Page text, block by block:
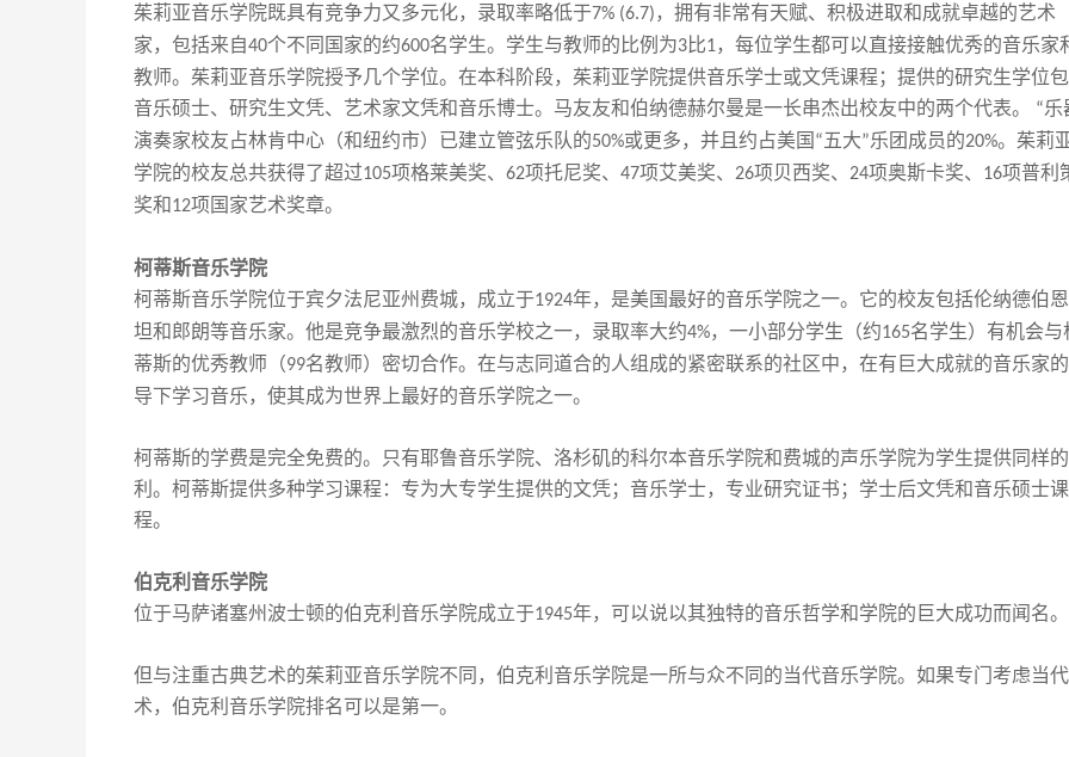
茱莉亚音乐学院既具有竞争力又多元化，录取率略低于7% (6.7) ，拥有非常有天赋、积极进取和成就卓越的艺术
家，包括来自40个不同国家的约600名学生。学生与教师的比例为3比1，每位学生都可以直接接触优秀的音乐家
教师。茱莉亚音乐学院授予几个学位。在本科阶段，茱莉亚学院提供音乐学士或文凭课程 ； 提供的研究生学位
音乐硕士、研究生文凭、艺术家文凭和音乐博士。马友友和伯纳德赫尔曼是一长串杰出校友中的两个代表。 “乐
演奏家校友占林肯中心（和纽约市）已建立管弦乐队的50%或更多，并且约占美国 “五大”乐团成员的20%。茱莉
学院的校友总共获得了超过105项格莱美奖、 62项托尼奖、 47项艾美奖、 26项贝西奖、 24项奥斯卡奖、 16项普利
奖和12项国家艺术奖章。
柯蒂斯音乐学院
柯蒂斯音乐学院位于宾夕法尼亚州费城，成立于1924年，是美国最好的音乐学院之一。它的校友包括伦纳德伯
坦和郎朗等音乐家。 他是竞争最激烈的音乐学校之一， 录取率大约4%，一小部分学生（约165名学生）有机会与
蒂斯的优秀教师（99名教师）密切合作。 在与志同道合的人组成的紧密联系的社区中，在有 巨大成就的音乐家
导下学习音乐 ， 使其成为世界上最好的音乐学院之一。
柯蒂斯的学费是完全免费的。只有耶鲁音乐学院、洛杉矶的科尔本音乐学院和费城的声乐学院为学生提供同样
利。柯蒂斯提供多种学习课程：专为大专学生提供的文凭；音乐学士，专业研究证书；学士后文凭和音乐硕士课
程。
伯克利音乐学院
位于马萨诸塞州波士顿的伯克利音乐学院成立于1945年， 可以说以其独特的音乐哲学和学院的 巨大成功而闻名。
但与注重古典艺术的茱莉亚音乐学院不同，伯克利音乐学院是一所与众不同的当代音乐学院。如果专门考虑当
术，伯克利音乐学院排名可以是第一。